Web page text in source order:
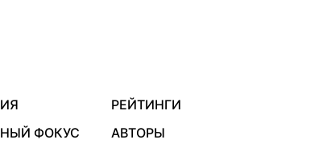
РЕЙТИНГИ
ФОКУС
АВТОРЫ